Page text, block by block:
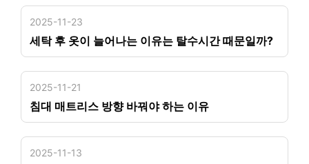
2025-11-23
세탁 후 옷이 늘어나는 이유는 탈수시간 때문일까?
2025-11-21
침대 매트리스 방향 바꿔야 하는 이유
2025-11-13